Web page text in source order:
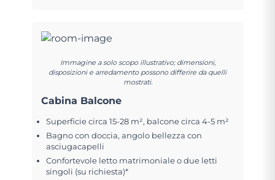
Immagine a solo scopo illustrativo; dimensioni,
disposizioni e arredamento possono differire da quelli
mostrati.
Cabina Balcone
Superficie circa 15-28 m², balcone circa 4-5 m²
Bagno con doccia, angolo bellezza con
asciugacapelli
Confortevole letto matrimoniale o due letti
singoli (su richiesta)*